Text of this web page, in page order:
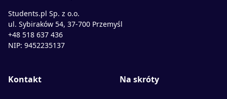
Students.pl Sp. z o.o.
ul. Sybiraków 54, 37-700 Przemyśl
+48 518 637 436
NIP: 9452235137
Kontakt Na skróty